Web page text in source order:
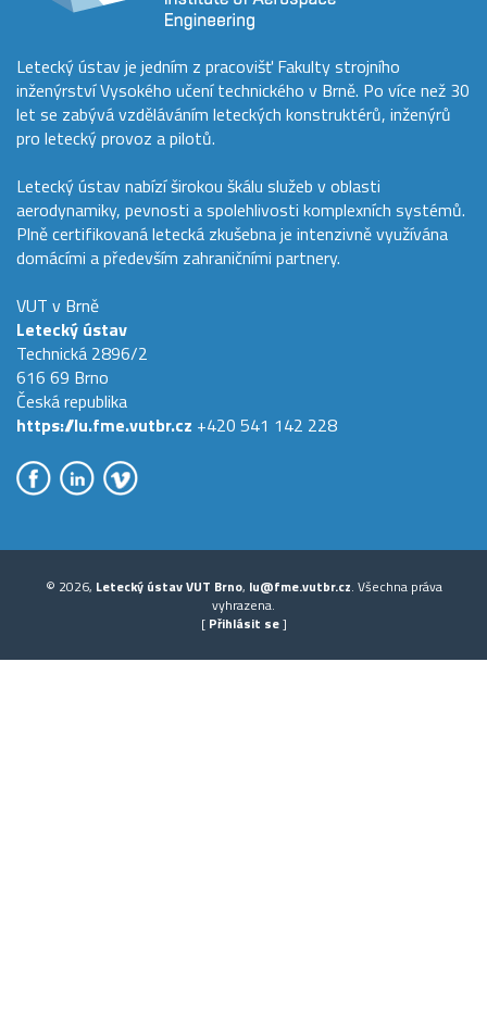
Letecký ústav je jedním z pracovišť Fakulty strojního
inženýrství Vysokého učení technického v Brně. Po více než 30
let se zabývá vzděláváním leteckých konstruktérů, inženýrů
pro letecký provoz a pilotů.
Letecký ústav nabízí širokou škálu služeb v oblasti
aerodynamiky, pevnosti a spolehlivosti komplexních systémů.
Plně certifikovaná letecká zkušebna je intenzivně využívána
domácími a především zahraničními partnery.
VUT v Brně
Letecký ústav
Technická 2896/2
616 69 Brno
Česká republika
https://lu.fme.vutbr.cz +420 541 142 228
© 2026, Letecký ústav VUT Brno, lu@fme.vutbr.cz. Všechna práva
vyhrazena.
[ Přihlásit se]